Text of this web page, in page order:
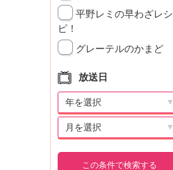
平野レミの早わざレシ
ピ！
グレーテルのかまど
放送日
▼
▼
この条件で検索する